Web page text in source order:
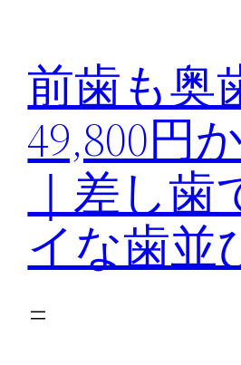
前歯も奥
49,800円
｜差し歯
イな歯並